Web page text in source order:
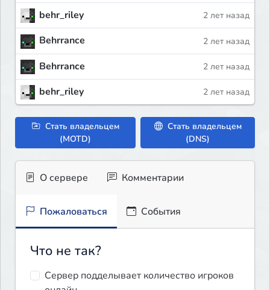
behr_riley 2 лет назад
Behrrance 2 лет назад
Behrrance 2 лет назад
behr_riley 2 лет назад
Стать владельцем
(MOTD)
Стать владельцем
(DNS)
О сервере Комментарии
Пожаловаться События
Что не так?
Сервер подделывает количество игроков